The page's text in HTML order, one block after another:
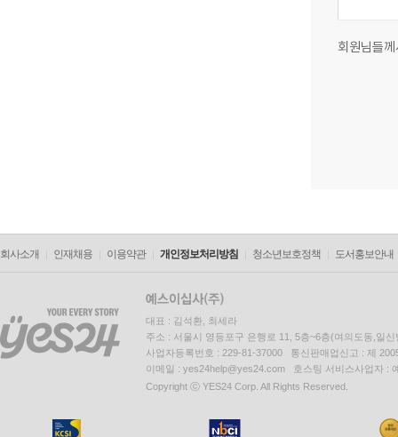
회원님들
회사소개 인재채용 이용약관 개인정보처리방침 청소년보호정책 도서홍보안내
대표 : 김석환, 최세라
주소 : 서울시 영등포구 은행로 11, 5층~6층(여의도동,일신
사업자등록번호 : 229-81-37000 통신판매업신고 : 제
이메일 : yes24help@yes24.com 호스팅 서비스사업자 :
Copyright ⓒ YES24 Corp. All Rights Reserved.